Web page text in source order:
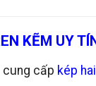
KẼM UY
cung cấp kép